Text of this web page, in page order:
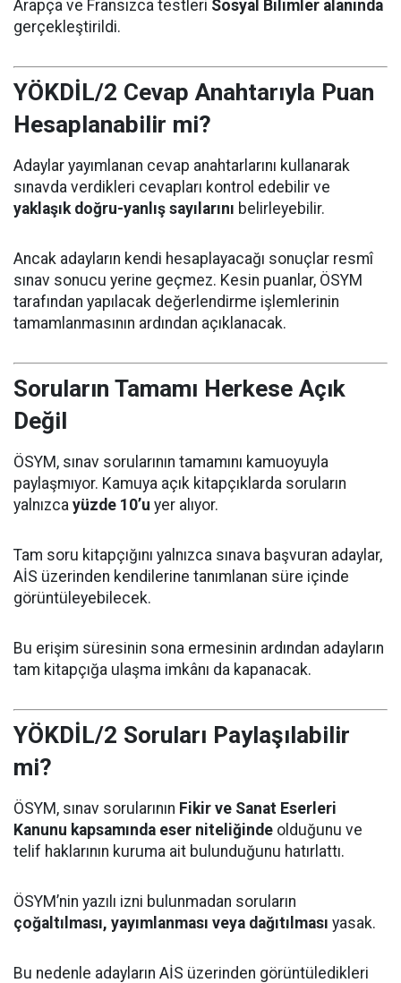
Arapça ve Fransızca testleri Sosyal Bilimler alanında
gerçekleştirildi.
YÖKDİL/2 Cevap Anahtarıyla Puan
Hesaplanabilir mi?
Adaylar yayımlanan cevap anahtarlarını kullanarak
sınavda verdikleri cevapları kontrol edebilir ve
yaklaşık doğru-yanlış sayılarını belirleyebilir.
Ancak adayların kendi hesaplayacağı sonuçlar resmî
sınav sonucu yerine geçmez. Kesin puanlar, ÖSYM
tarafından yapılacak değerlendirme işlemlerinin
tamamlanmasının ardından açıklanacak.
Soruların Tamamı Herkese Açık
Değil
ÖSYM, sınav sorularının tamamını kamuoyuyla
paylaşmıyor. Kamuya açık kitapçıklarda soruların
yalnızca yüzde 10’u yer alıyor.
Tam soru kitapçığını yalnızca sınava başvuran adaylar,
AİS üzerinden kendilerine tanımlanan süre içinde
görüntüleyebilecek.
Bu erişim süresinin sona ermesinin ardından adayların
tam kitapçığa ulaşma imkânı da kapanacak.
YÖKDİL/2 Soruları Paylaşılabilir
mi?
ÖSYM, sınav sorularının Fikir ve Sanat Eserleri
Kanunu kapsamında eser niteliğinde olduğunu ve
telif haklarının kuruma ait bulunduğunu hatırlattı.
ÖSYM’nin yazılı izni bulunmadan soruların
çoğaltılması, yayımlanması veya dağıtılması yasak.
Bu nedenle adayların AİS üzerinden görüntüledikleri